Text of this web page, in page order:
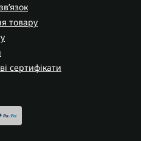
товару
сертифікати